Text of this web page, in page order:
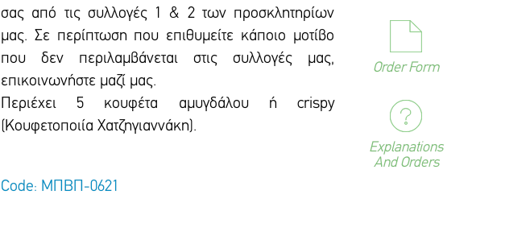
σας από τις συλλογές 1 & 2 των προσκλητηρίων
μας. Σε περίπτωση που επιθυμείτε κάποιο μοτίβο
που δεν περιλαμβάνεται στις συλλογές μας,
επικοινωνήστε μαζί μας.
Περιέχει 5 κουφέτα αμυγδάλου ή crispy
(Κουφετοποιία Χατζηγιαννάκη).
Code: ΜΠΒΠ-0621
Order Form
Explanations
And Orders